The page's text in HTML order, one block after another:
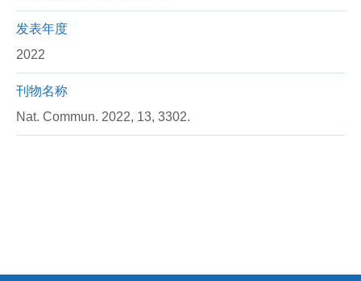
发表年度
2022
刊物名称
Nat. Commun. 2022, 13, 3302.